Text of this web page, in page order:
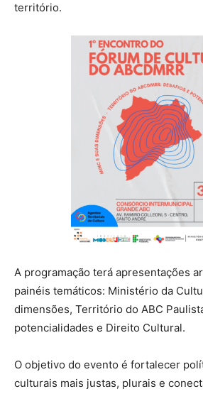
território.
A programação terá apresentações
painéis temáticos: Ministério da
dimensões, Território do ABC
potencialidades e Direito Cultural.
O objetivo do evento é fortalecer
culturais mais justas, plurais e